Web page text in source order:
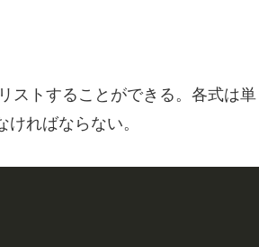
ストすることができる。各式は単
ればならない。